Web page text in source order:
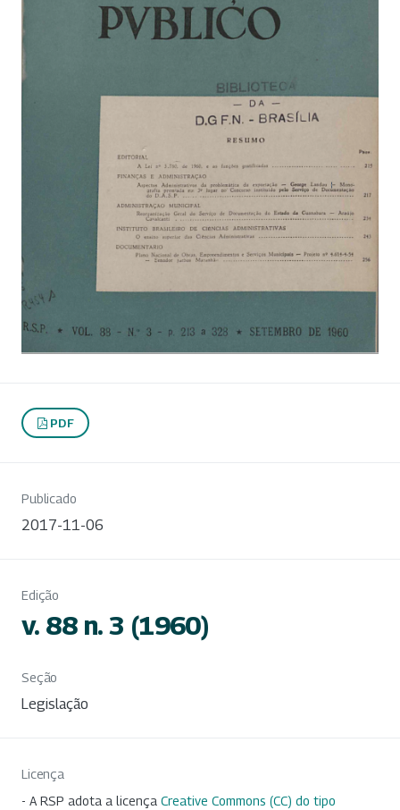
PDF
Publicado
2017-11-06
Edição
v. 88 n. 3 (1960)
Seção
Legislação
Licença
- A RSP adota a licença Creative Commons (CC) do tipo